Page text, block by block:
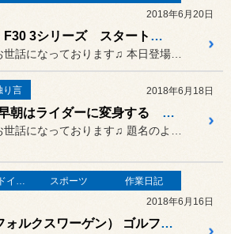
2018年6月20日
BMW F30 3シリーズ スタートボタン 交換
り言 2018年6月18日
週末の早朝はライダーに変身する 店長 石橋安弘です♫
輸入車（ドイツ車）の作業 スポーツ
作業日記
2018年6月16日
VW（フォルクスワーゲン） ゴルフGTI クラブスポーツ レースチップ取り付け♫